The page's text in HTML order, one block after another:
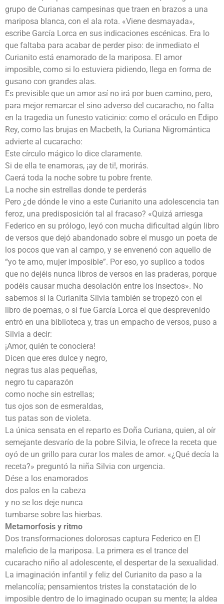
grupo de Curianas campesinas que traen en brazos a una
mariposa blanca, con el ala rota. «Viene desmayada»,
escribe García Lorca en sus indicaciones escénicas. Era lo
que faltaba para acabar de perder piso: de inmediato el
Curianito está enamorado de la mariposa. El amor
imposible, como si lo estuviera pidiendo, llega en forma de
gusano con grandes alas.
Es previsible que un amor así no irá por buen camino, pero,
para mejor remarcar el sino adverso del cucaracho, no falta
en la tragedia un funesto vaticinio: como el oráculo en Edipo
Rey, como las brujas en Macbeth, la Curiana Nigromántica
advierte al cucaracho:
Este círculo mágico lo dice claramente.
Si de ella te enamoras, ¡ay de ti!, morirás.
Caerá toda la noche sobre tu pobre frente.
La noche sin estrellas donde te perderás
Pero ¿de dónde le vino a este Curianito una adolescencia tan
feroz, una predisposición tal al fracaso? «Quizá arriesga
Federico en su prólogo, leyó con mucha dificultad algún libro
de versos que dejó abandonado sobre el musgo un poeta de
los pocos que van al campo, y se envenenó con aquello de
“yo te amo, mujer imposible”. Por eso, yo suplico a todos
que no dejéis nunca libros de versos en las praderas, porque
podéis causar mucha desolación entre los insectos». No
sabemos si la Curianita Silvia también se tropezó con el
libro de poemas, o si fue García Lorca el que desprevenido
entró en una biblioteca y, tras un empacho de versos, puso a
Silvia a decir:
¡Amor, quién te conociera!
Dicen que eres dulce y negro,
negras tus alas pequeñas,
negro tu caparazón
como noche sin estrellas;
tus ojos son de esmeraldas,
tus patas son de violeta.
La única sensata en el reparto es Doña Curiana, quien, al oír
semejante desvarío de la pobre Silvia, le ofrece la receta que
oyó de un grillo para curar los males de amor. «¿Qué decía la
receta?» preguntó la niña Silvia con urgencia.
Dése a los enamorados
dos palos en la cabeza
y no se los deje nunca
tumbarse sobre las hierbas.
Metamorfosis y ritmo
Dos transformaciones dolorosas captura Federico en El
maleficio de la mariposa. La primera es el trance del
cucaracho niño al adolescente, el despertar de la sexualidad.
La imaginación infantil y feliz del Curianito da paso a la
melancolía; pensamientos tristes la constatación de lo
imposible dentro de lo imaginado ocupan su mente; la aldea